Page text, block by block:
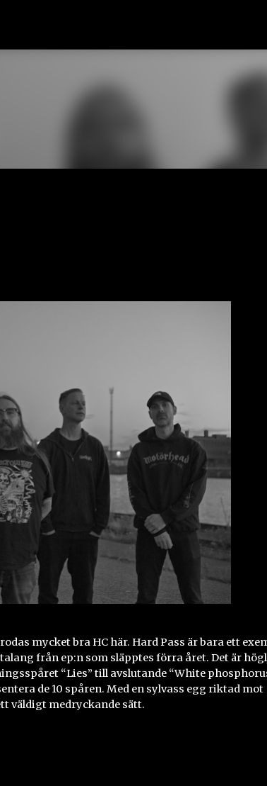
mycket bra HC här. Hard Pass är bara ett
från ep:n som släpptes förra året. Det är
“Lies” till avslutande “White
de 10 spåren. Med en sylvass egg riktad mot
väldigt medryckande sätt.